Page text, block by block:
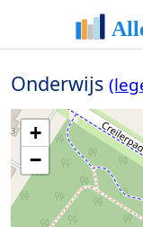
Onderwijs
+
−